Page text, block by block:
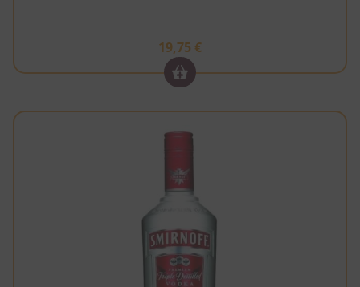
19,75 €